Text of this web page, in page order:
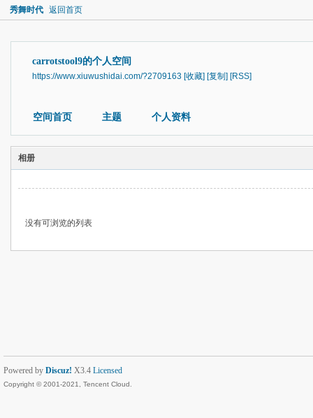
秀舞时代 返回首页
carrotstool9的个人空间
https://www.xiuwushidai.com/?2709163 [收藏] [复制] [RSS]
空间首页 主题 个人资料
相册
没有可浏览的列表
Powered by Discuz! X3.4 Licensed
Copyright © 2001-2021, Tencent Cloud.